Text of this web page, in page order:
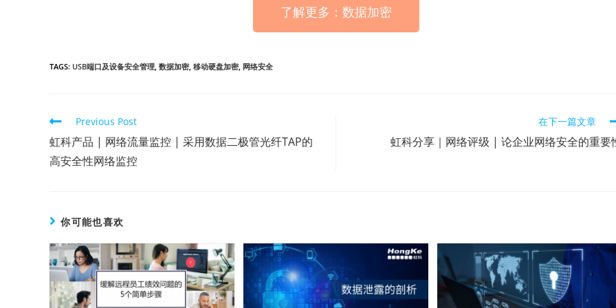
了解更多：数据加密
TAGS: USB端口及设备安全管理, 数据加密, 移动硬盘加密, 网络安全
Previous Post
虹科产品 | 网络流量监控 | 采用数据二极管光纤TAP的
高安全性网络监控
在下一篇文章
虹科分享｜网络评级 | 论企业网络安全的重要
你可能也喜欢